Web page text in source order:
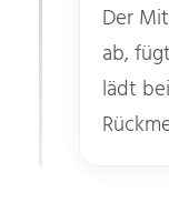
Der
ab,
lädt